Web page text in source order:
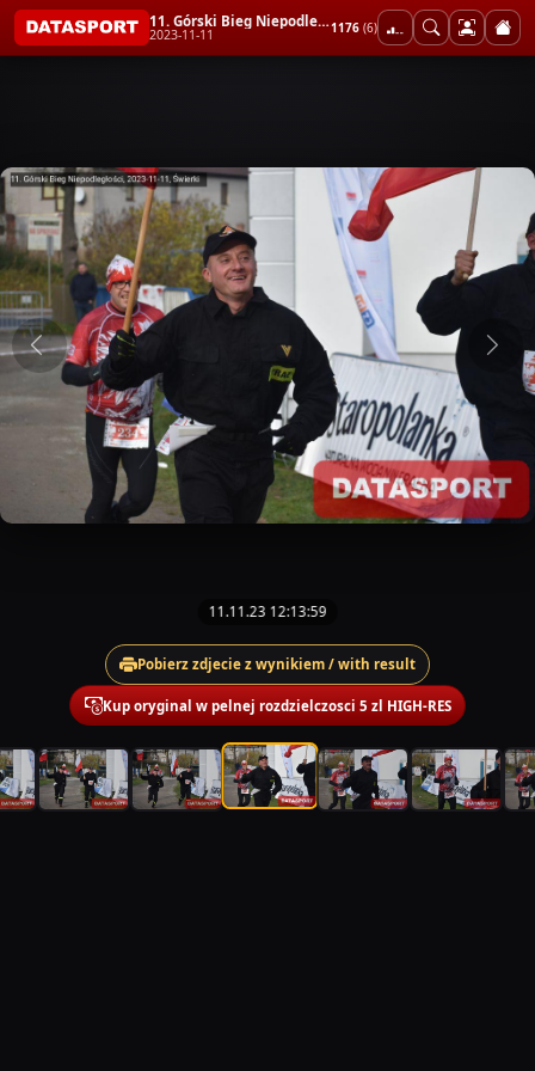
11. Górski Bieg Niepodległości
2023-11-11 1176 (6)
11.11.23 12:13:59
Pobierz zdjecie z wynikiem / with result
Kup oryginal w pelnej rozdzielczosci 5 zl HIGH-RES